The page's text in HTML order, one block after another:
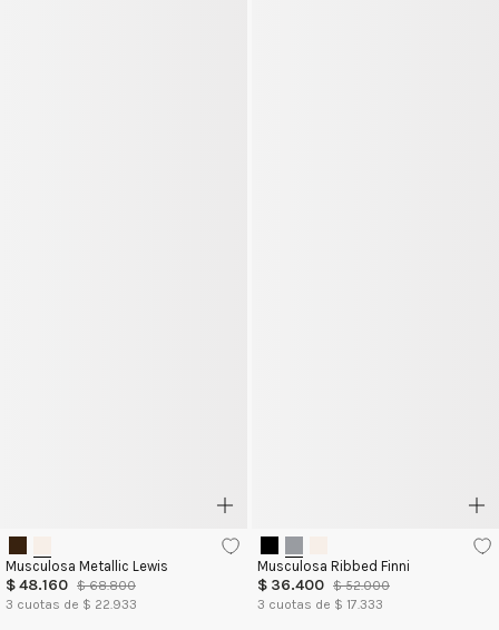
Musculosa Metallic Lewis
$48.160 $ 68.800
3 cuotas de $ 22.933
Musculosa Ribbed Finni
$ 36.400 $ 52.000
3 cuotas de $ 17.333